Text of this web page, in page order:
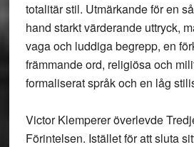
totalitär stil. Utmärkande för en
hand starkt värderande uttryck,
vaga och luddiga begrepp, en
främmande ord, religiösa och
formaliserat språk och en låg
Victor Klemperer överlevde
Förintelsen. Istället för att sluta